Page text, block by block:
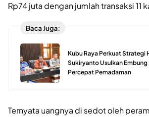
Rp74 juta dengan jumlah transaksi 11
Baca Juga:
Kubu Raya Perkuat Strategi
Sukiryanto Usulkan
Percepat Pemadaman
Ternyata uangnya di sedot oleh